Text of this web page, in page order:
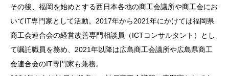
その後、福岡を始めとする西日本各地の商工会議所や商工会にお
いてIT専門家として活動。2017年から2021年にかけては福岡県
商工会連合会の経営改善専門相談員（ICTコンサルタント）とし
て嘱託職員を務め、2021年以降は広島商工会議所や広島県商工
会連合会のIT専門家も兼務。